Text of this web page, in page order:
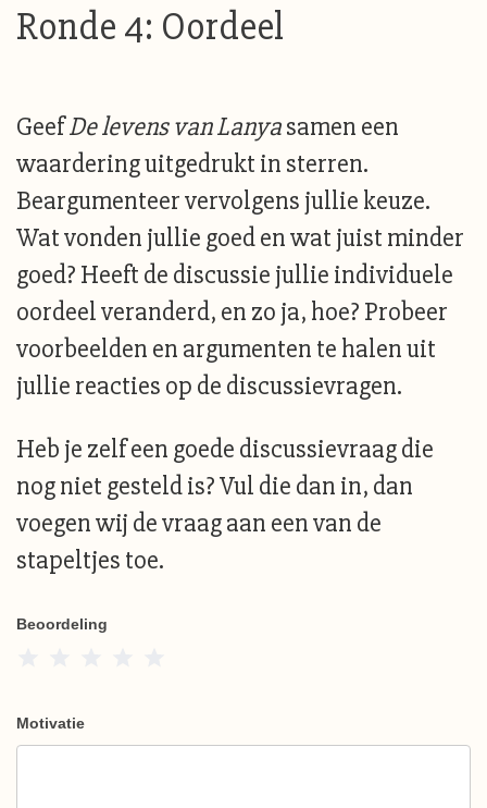
Ronde 4: Oordeel
GeefDe levens van Lanyasamen een
waardering uitgedrukt in sterren.
Beargumenteer vervolgens jullie keuze.
Wat vonden jullie goed en wat juist minder
goed? Heeft de discussie jullie individuele
oordeel veranderd, en zo ja, hoe? Probeer
voorbeelden en argumenten te halen uit
jullie reacties op de discussievragen.
Heb je zelf een goede discussievraag die
nog niet gesteld is? Vul die dan in, dan
voegen wij de vraag aan een van de
stapeltjes toe.
Beoordeling
Motivatie